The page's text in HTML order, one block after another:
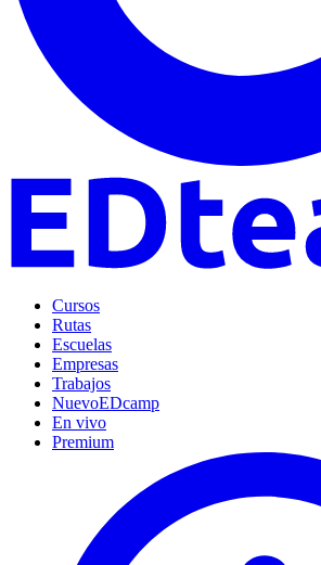
Cursos
Rutas
Escuelas
Empresas
Trabajos
NuevoEDcamp
En vivo
Premium